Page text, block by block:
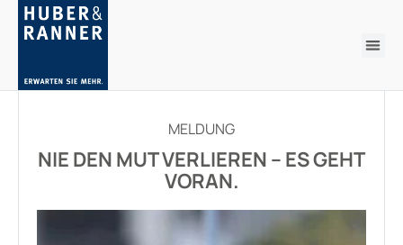
MELDUNG
NIE DEN MUT VERLIEREN – ES GEHT
VORAN.